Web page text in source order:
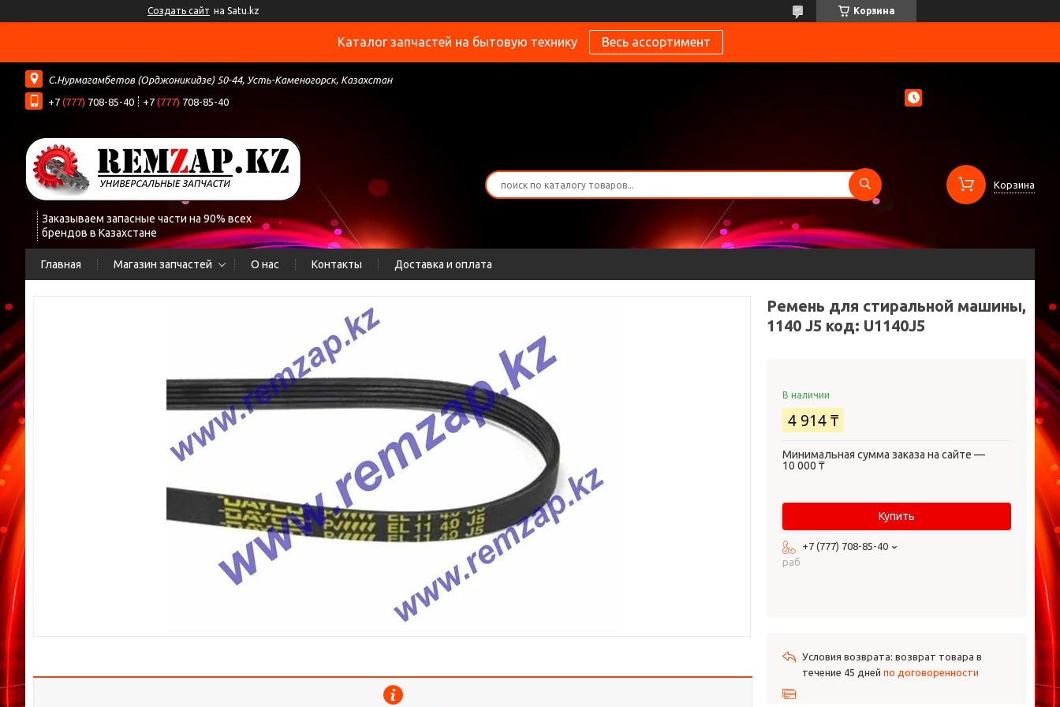
Создать сайт на Satu.kz Корзина
Каталог запчастей на бытовую технику Весь ассортимент
С.Нурмагамбетов (Орджоникидзе) 50-44, Усть-Каменогорск, Казахстан
+7 (777) 708-85-40 +7 (777) 708-85-40
Заказываем запасные части на 90% всех
брендов в Казахстане
Корзина
Главная Магазин запчастей О нас Контакты Доставка и оплата
Ремень для стиральной машины,
1140 J5 код: U1140J5
В наличии
4 914 ₸
Минимальная сумма заказа на сайте —
10 000 ₸
Купить
+7 (777) 708-85-40
раб
возврат товара в
течение 45 дней по договоренности